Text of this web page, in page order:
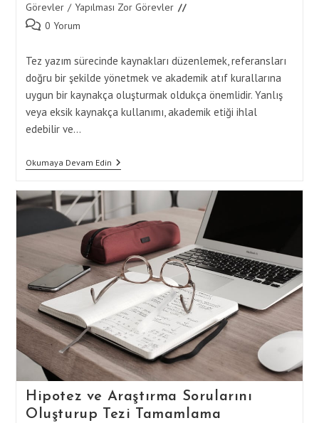
Görevler / Yapılması Zor Görevler
Post 0 Yorum
Tez yazım sürecinde kaynakları düzenlemek, referansları
doğru bir şekilde yönetmek ve akademik atıf kurallarına
uygun bir kaynakça oluşturmak oldukça önemlidir. Yanlış
veya eksik kaynakça kullanımı, akademik etiği ihlal
edebilir ve…
Okumaya Devam EdinTez
Yazarken
İyi
Kaynakça
Yönetim
Araçlarını
Tamamlama
Hipotez ve Araştırma Sorularını
Oluşturup Tezi Tamamlama